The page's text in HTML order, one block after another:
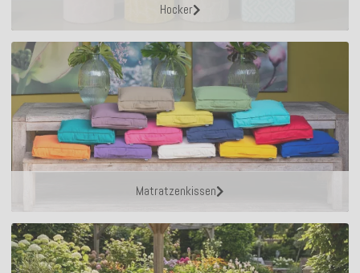
Hocker
Matratzenkissen